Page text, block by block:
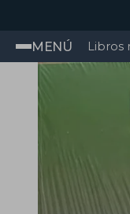
MENÚ Libros